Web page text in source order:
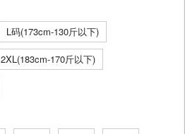
L码(173cm-130斤以下)
2XL(183cm-170斤以下)